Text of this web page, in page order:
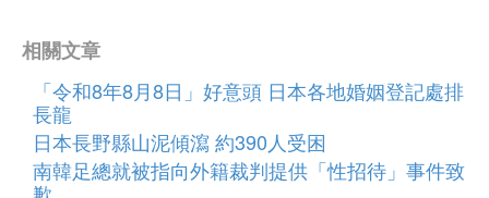
相關文章
「令和8年8月8日」好意頭 日本各地婚姻登記處排
長龍
日本長野縣山泥傾瀉 約390人受困
南韓足總就被指向外籍裁判提供「性招待」事件致